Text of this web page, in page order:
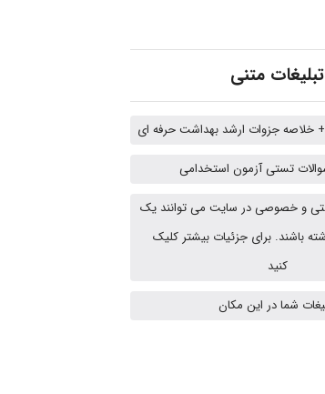
HaddadiMahsa
تبلیغات متنی
تستی آزمون استخدامی
و خصوصی در سایت می توانند یک
باشند. برای جزئیات بیشتر کلیک
کنید
شما در این مکان